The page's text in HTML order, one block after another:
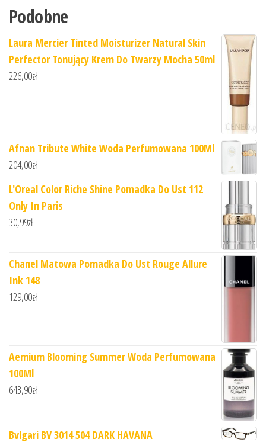
Podobne
Laura Mercier Tinted Moisturizer Natural Skin
Perfector Tonujący Krem Do Twarzy Mocha 50ml
226,00zł
Afnan Tribute White Woda Perfumowana 100Ml
204,00zł
L'Oreal Color Riche Shine Pomadka Do Ust 112
Only In Paris
30,99zł
Chanel Matowa Pomadka Do Ust Rouge Allure
Ink 148
129,00zł
Aemium Blooming Summer Woda Perfumowana
100Ml
643,90zł
Bvlgari BV 3014 504 DARK HAVANA